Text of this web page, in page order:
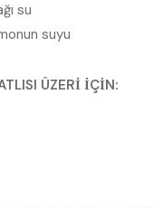
su
suyu
ÜZERİ İÇİN: